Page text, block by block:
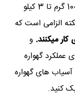
آسیاب های گهواره ای عمدتا در سایزهای 100 گرم تا 3 کیلو
الزامی است که
کار میکنند. و
عملکرد گهواره
های گهواره
کنید.